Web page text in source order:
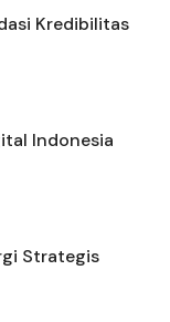
Kredibilitas
Indonesia
Strategis